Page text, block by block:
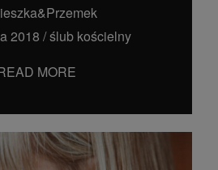
2018 /ślub kościelny
MORE